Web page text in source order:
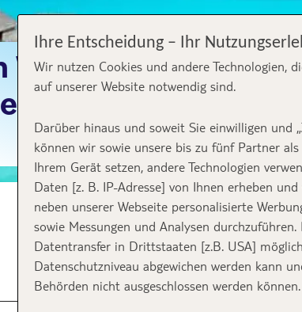
Wasserbungalows
TOP 7 Hotels auf
Text:
Ihre Entscheidung – Ihr
Wir nutzen Cookies und andere Technologien,
auf unserer Website notwendig sind.
Darüber hinaus und soweit Sie einwilligen und
können wir sowie unsere bis zu fünf Partner
Ihrem Gerät setzen, andere Technologien
Daten [z. B. IP-Adresse] von Ihnen erheben
neben unserer Webseite personalisierte
sowie Messungen und Analysen
Datentransfer in Drittstaaten [z.B. USA]
Datenschutzniveau abgewichen werden kann
Behörden nicht ausgeschlossen werden können.